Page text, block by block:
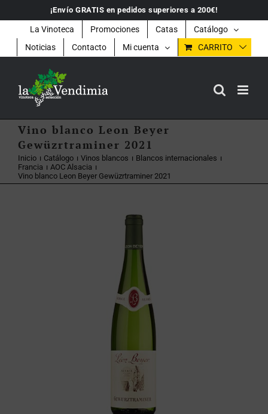
contenido
¡Envío GRATIS en pedidos superiores a 200€!
La Vinoteca Promociones Catas
Catálogo
Noticias
Contacto Mi cuenta CARRITO
Vino blanco Leon Beyer
Gewüzrtraminer 2021
Inicio Catálogo Vinos blancos
Blancos internacionales
Francia
AOC Alsacia
Vino blanco Leon Beyer Gewüzrtraminer 2021